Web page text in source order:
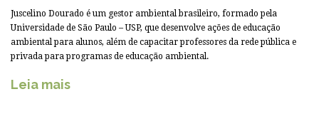
Juscelino Dourado é um gestor ambiental brasileiro, formado pela
Universidade de São Paulo – USP, que desenvolve ações de educação
ambiental para alunos, além de capacitar professores da rede pública e
privada para programas de educação ambiental.
Leia mais